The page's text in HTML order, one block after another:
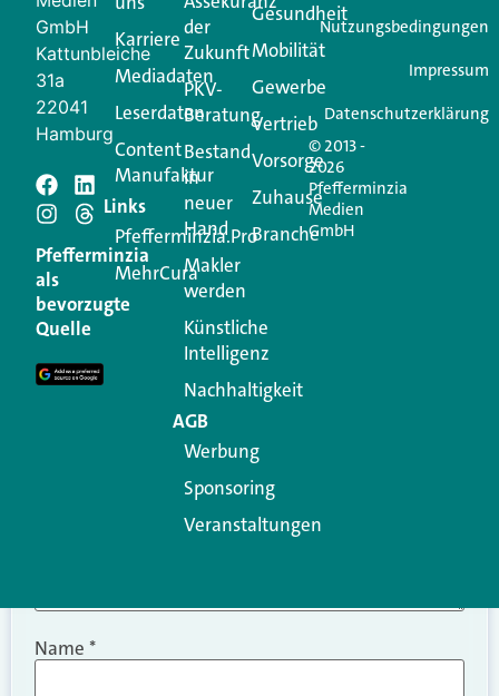
Login.
Jetzt anmelden
Schreiben Sie einen
Kommentar
Ihre E-Mail-Adresse wird nicht veröffentlicht.
Erforderliche Felder sind mit
Kommentar
Name *
GmbH
Kattunbleiche
31a
22041
Hamburg
Pfefferminzia
als
bevorzugte
Quelle
Karriere
Mediadaten
Leserdaten
Content
Manufaktur
Links
Pfefferminzia.Pro
MehrCura
der
Zukunft
PKV-
Beratung
Bestand
in
neuer
Hand
Makler
werden
Künstliche
Intelligenz
Nachhaltigkeit
AGB
Werbung
Sponsoring
Veranstaltungen
Gesundheit
Mobilität
Gewerbe
Vertrieb
Vorsorge
Zuhause
Branche
© 2013 -
2026
Pfefferminzia
Medien
GmbH
Nutzungsbedingungen
Impressum
Datenschutzerklärung